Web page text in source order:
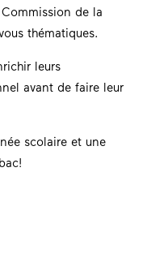
de la
thématiques.
leurs
avant de faire leur
scolaire et une